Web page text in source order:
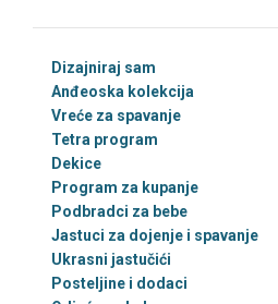
Dizajniraj sam
Anđeoska kolekcija
Vreće za spavanje
Tetra program
Dekice
Program za kupanje
Podbradci za bebe
Jastuci za dojenje i spavanje
Ukrasni jastučići
Posteljine i dodaci